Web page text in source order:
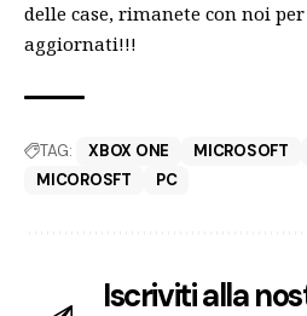
delle case, rimanete con noi
aggiornati!!!
TAG: XBOX ONE MICROSOFT
MICOROSFT
PC
Iscriviti alla